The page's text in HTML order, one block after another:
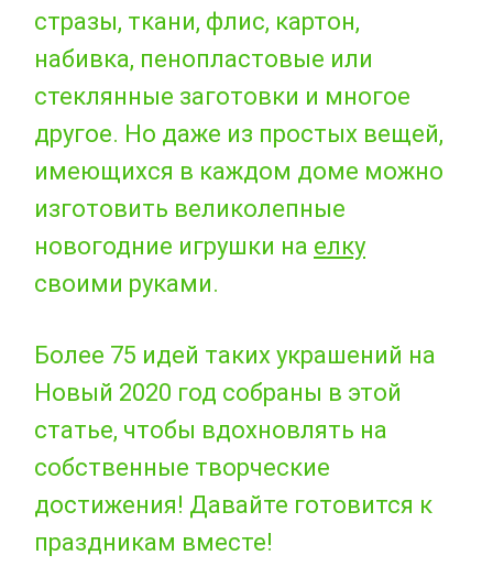
стразы, ткани, флис, картон,
набивка, пенопластовые или
стеклянные заготовки и многое
другое. Но даже из простых вещей,
имеющихся в каждом доме можно
изготовить великолепные
новогодние игрушки на елку
своими руками.
Более 75 идей таких украшений на
Новый 2020 год собраны в этой
статье, чтобы вдохновлять на
собственные творческие
достижения! Давайте готовится к
праздникам вместе!